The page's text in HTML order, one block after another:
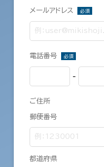
メールアドレス 必須
電話番号 必須
-
ご住所
郵便番号
都道府県